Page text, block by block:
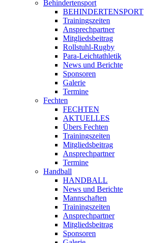
Behindertensport
BEHINDERTENSPORT
Trainingszeiten
Ansprechpartner
Mitgliedsbeitrag
Rollstuhl-Rugby
Para-Leichtathletik
News und Berichte
Sponsoren
Galerie
Termine
Fechten
FECHTEN
AKTUELLES
Übers Fechten
Trainingszeiten
Mitgliedsbeitrag
Ansprechpartner
Termine
Handball
HANDBALL
News und Berichte
Mannschaften
Trainingszeiten
Ansprechpartner
Mitgliedsbeitrag
Sponsoren